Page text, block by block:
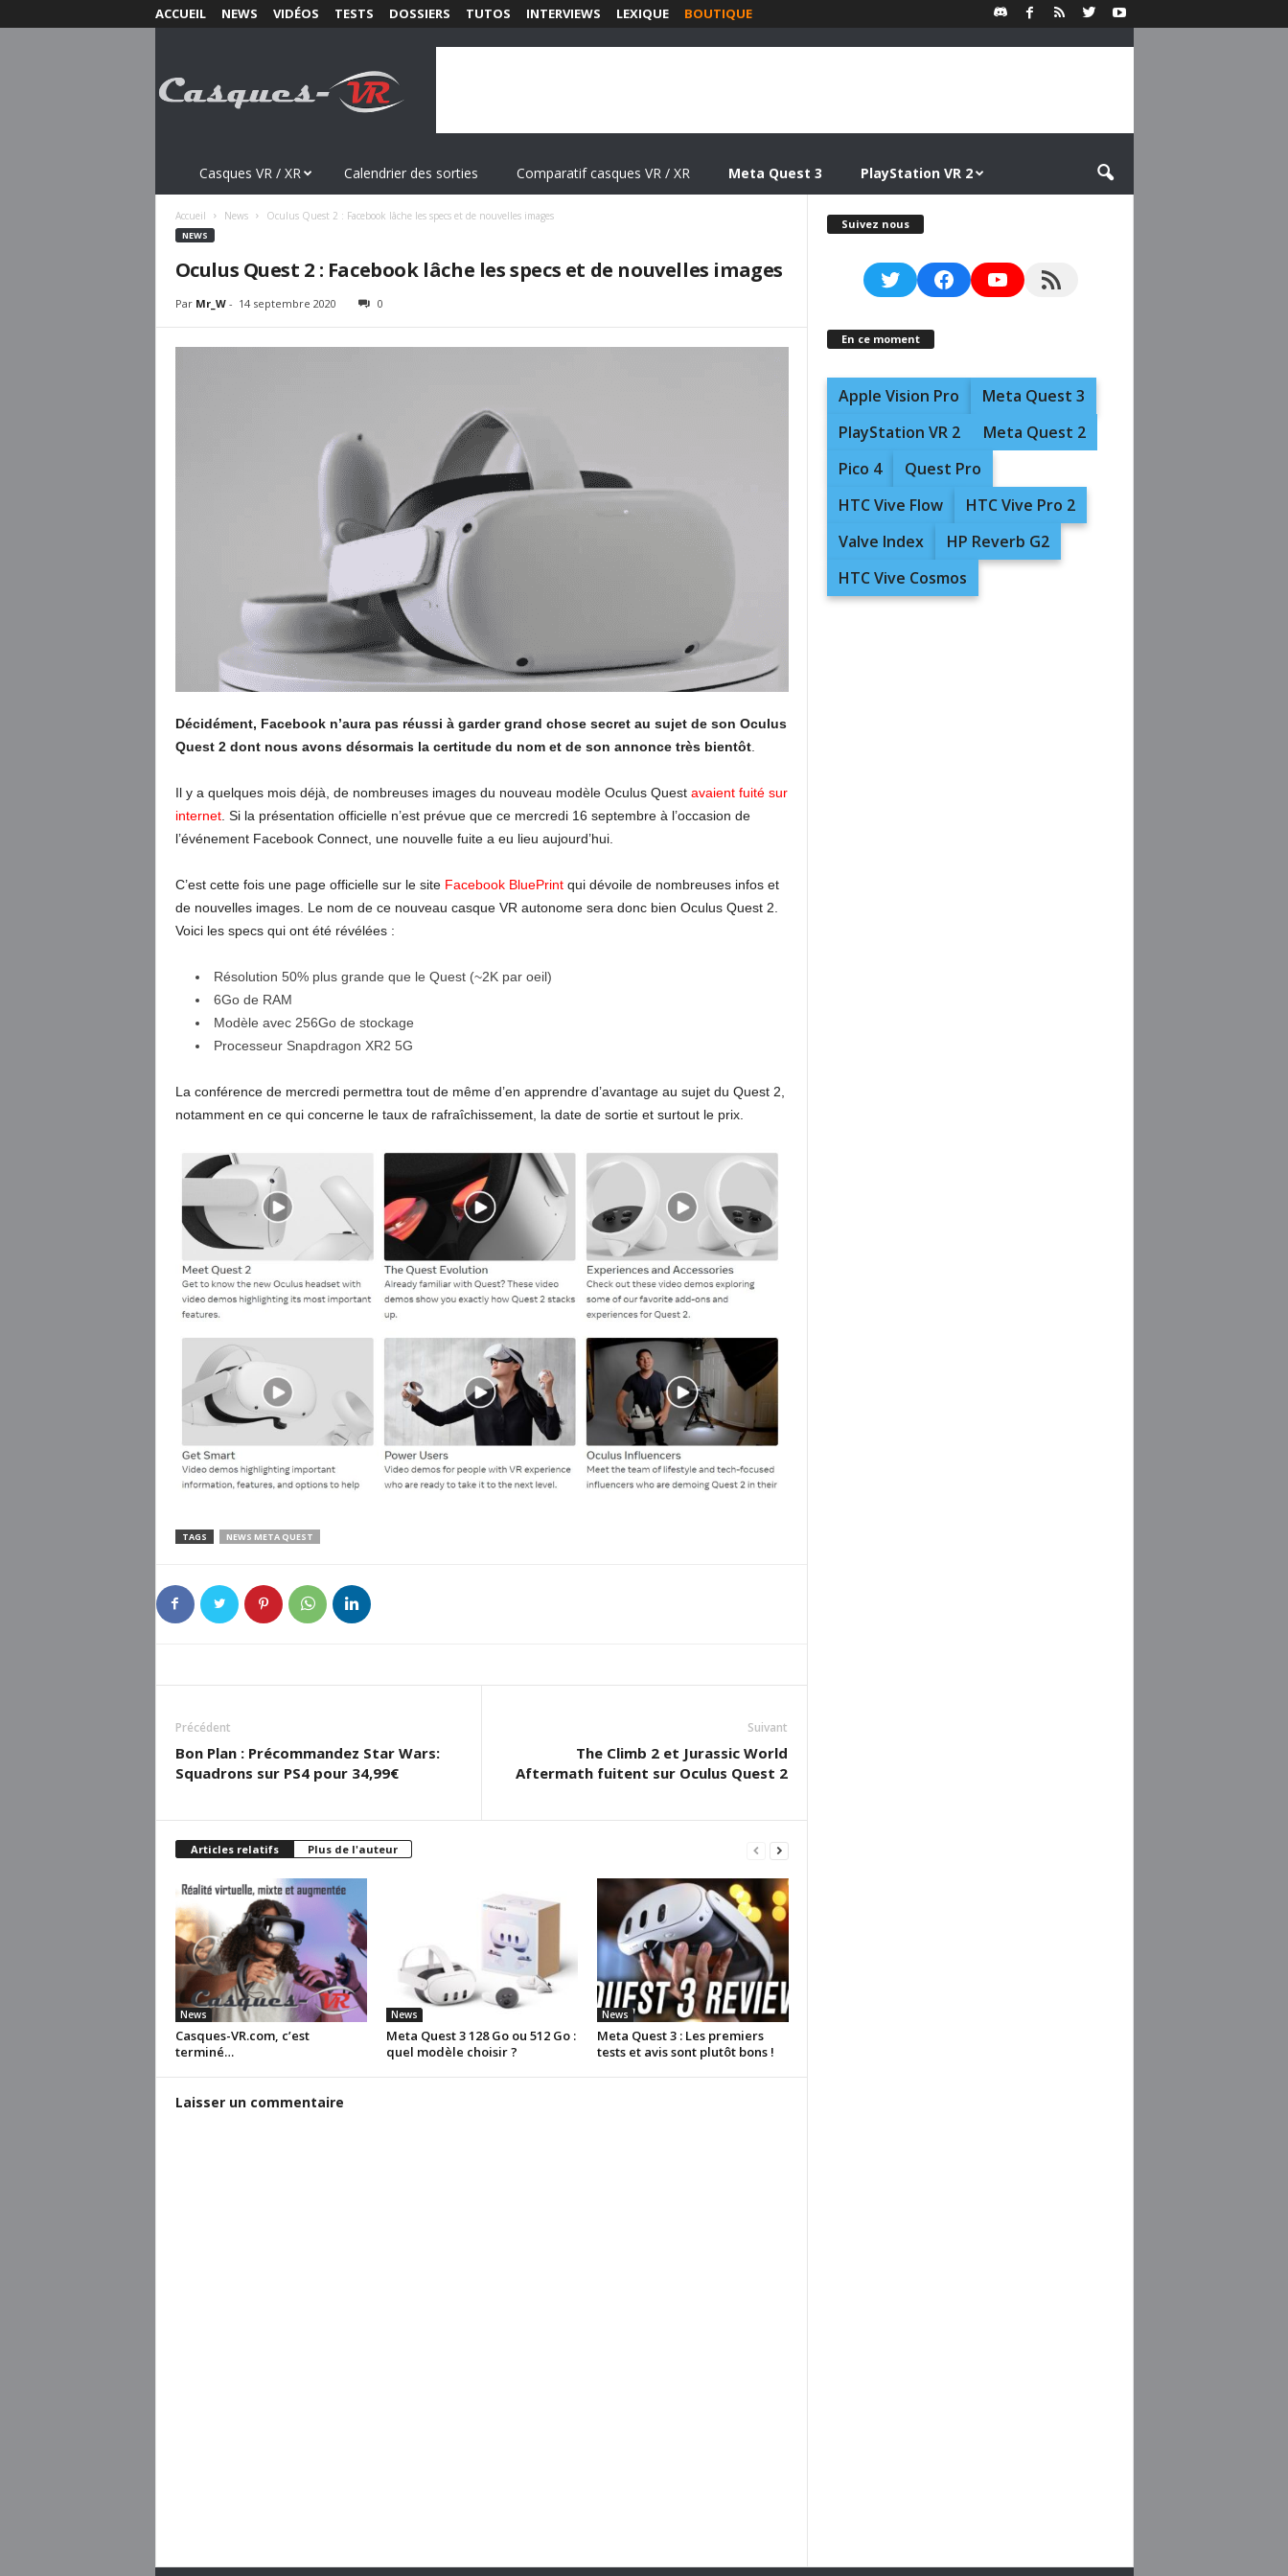
ACCUEIL NEWS VIDÉOS TESTS DOSSIERS TUTOS INTERVIEWS LEXIQUE BOUTIQUE
s
Casques VR / XR Calendrier des sorties Comparatif casques VR / XR Meta Quest 3 PlayStation VR 2
Accueil News Oculus Quest 2 : Facebook lâche les specs et de nouvelles images
NEWS
Oculus Quest 2 : Facebook lâche les specs et de nouvelles images
Par Mr_W- 14 septembre 2020 0
Décidément, Facebook n’aura pas réussi à garder grand chose secret au sujet de son Oculus
Quest 2 dont nous avons désormais la certitude du nom et de son annonce très bientôt.
Il y a quelques mois déjà, de nombreuses images du nouveau modèle Oculus Quest avaient fuité sur
internet. Si la présentation officielle n’est prévue que ce mercredi 16 septembre à l’occasion de
l’événement Facebook Connect, une nouvelle fuite a eu lieu aujourd’hui.
C’est cette fois une page officielle sur le site Facebook BluePrintqui dévoile de nombreuses infos et
de nouvelles images. Le nom de ce nouveau casque VR autonome sera donc bien Oculus Quest 2.
Voici les specs qui ont été révélées :
Résolution 50% plus grande que le Quest (~2K par oeil)
6Go de RAM
Modèle avec 256Go de stockage
Processeur Snapdragon XR2 5G
La conférence de mercredi permettra tout de même d’en apprendre d’avantage au sujet du Quest 2,
notamment en ce qui concerne le taux de rafraîchissement, la date de sortie et surtout le prix.
TAGS NEWS META QUEST
Précédent
Bon Plan : Précommandez Star Wars:
Squadrons sur PS4 pour 34,99€
Suivant
The Climb 2 et Jurassic World
Aftermath fuitent sur Oculus Quest 2
Articles relatifs Plus de l'auteur
News
Casques-VR.com, c’est
terminé…
News
Meta Quest 3 128 Go ou 512 Go :
quel modèle choisir ?
News
Meta Quest 3 : Les premiers
tests et avis sont plutôt bons !
Laisser un commentaire
Suivez nous
TwitterFacebookYouTubeRSS Feed
En ce moment
Apple Vision Pro
Meta Quest 3
PlayStation VR 2
Meta Quest 2
Pico 4
Quest Pro
HTC Vive Flow
HTC Vive Pro 2
Valve Index
HP Reverb G2
HTC Vive Cosmos